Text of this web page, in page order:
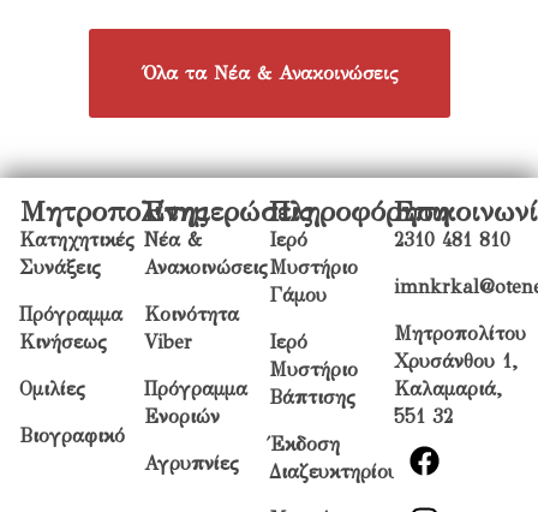
Όλα τα Νέα & Ανακοινώσεις
Μητροπολίτης
Κατηχητικές
Συνάξεις
Πρόγραμμα
Κινήσεως
Ομιλίες
Βιογραφικό
Ενημερώσεις
Νέα &
Ανακοινώσεις
Κοινότητα
Viber
Πρόγραμμα
Ενοριών
Αγρυπνίες
Πληροφόρηση
Ιερό
Μυστήριο
Γάμου
Ιερό
Μυστήριο
Βάπτισης
Έκδοση
Διαζευκτηρίου
2310 481 810
Μητροπολίτου
Χρυσάνθου 1,
Καλαμαριά,
551 32